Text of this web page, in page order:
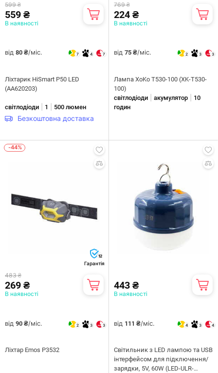
599 ₴
559 ₴
В наявності
від 80 ₴/міс. 7 4 7
Ліхтарик HiSmart P50 LED
(AA620203)
світлодіоди 1 500 люмен
Безкоштовна доставка
769 ₴
224 ₴
В наявності
від 75 ₴/міс. 2 3 3
Лампа XoKo T530-100 (XK-T530-
100)
світлодіоди
акумулятор
10
годин
-44%
12
Гарантія
483 ₴
269 ₴
В наявності
від 90 ₴/міс. 2 3 3
Ліхтар Emos P3532
443 ₴
В наявності
від 111 ₴/міс. 4 3 4
Світильник з LED лампою та USB
інтерфейсом для підключення/
зарядки, 5V, 60W (LED-ULR-